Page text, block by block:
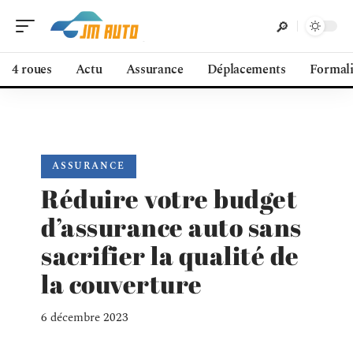
4 roues Actu Assurance Déplacements
ASSURANCE
Réduire votre budget
d’assurance auto sans
sacrifier la qualité de
la couverture
6 décembre 2023